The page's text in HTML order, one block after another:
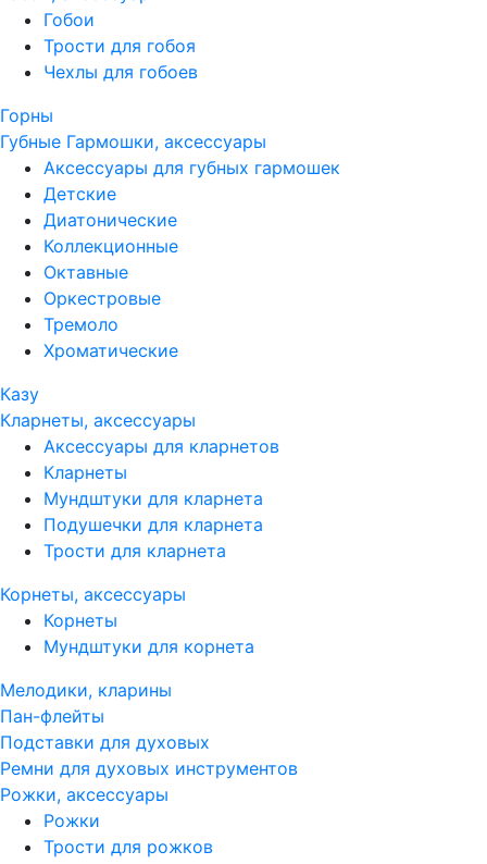
Гобои
Трости для гобоя
Чехлы для гобоев
Горны
Губные Гармошки, аксессуары
Аксессуары для губных гармошек
Детские
Диатонические
Коллекционные
Октавные
Оркестровые
Тремоло
Хроматические
Казу
Кларнеты, аксессуары
Аксессуары для кларнетов
Кларнеты
Мундштуки для кларнета
Подушечки для кларнета
Трости для кларнета
Корнеты, аксессуары
Корнеты
Мундштуки для корнета
Мелодики, кларины
Пан-флейты
Подставки для духовых
Ремни для духовых инструментов
Рожки, аксессуары
Рожки
Трости для рожков